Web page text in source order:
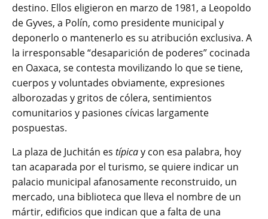
destino. Ellos eligieron en marzo de 1981, a Leopoldo
de Gyves, a Polín, como presidente municipal y
deponerlo o mantenerlo es su atribución exclusiva. A
la irresponsable “desaparición de poderes” cocinada
en Oaxaca, se contesta movilizando lo que se tiene,
cuerpos y voluntades obviamente, expresiones
alborozadas y gritos de cólera, sentimientos
comunitarios y pasiones cívicas largamente
pospuestas.
La plaza de Juchitán es típicay con esa palabra, hoy
tan acaparada por el turismo, se quiere indicar un
palacio municipal afanosamente reconstruido, un
mercado, una biblioteca que lleva el nombre de un
mártir, edificios que indican que a falta de una